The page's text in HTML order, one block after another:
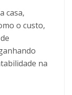
casa,
o custo,
na